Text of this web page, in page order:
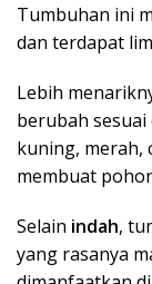
Tumbuhan ini
dan terdapat
Lebih
berubah
kuning, merah,
membuat
Selain indah,
yang rasanya